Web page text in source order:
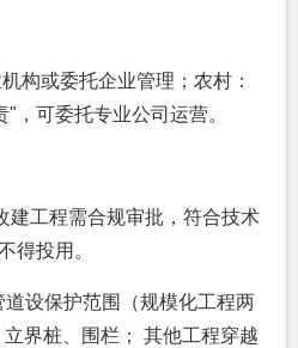
构或委托企业管理；农村：
，可委托专业公司运营。
建工程需合规审批，符合技术
得投用。
设保护范围（规模化工程两
界桩、围栏； 其他工程穿越